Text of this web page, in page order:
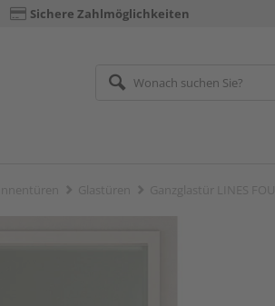
Sichere Zahlmöglichkeiten